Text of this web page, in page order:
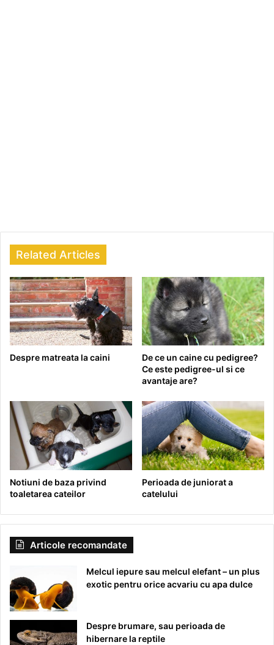
Related Articles
Despre matreata la caini
De ce un caine cu pedigree?
Ce este pedigree-ul si ce
avantaje are?
Notiuni de baza privind
toaletarea cateilor
Perioada de juniorat a
catelului
Articole recomandate
Melcul iepure sau melcul elefant – un plus
exotic pentru orice acvariu cu apa dulce
Despre brumare, sau perioada de
hibernare la reptile